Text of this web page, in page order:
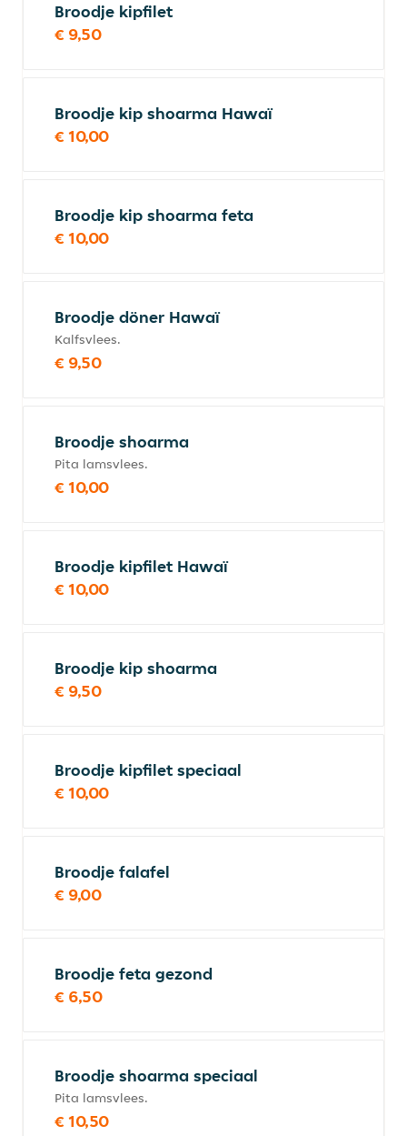
Broodje kipfilet
€ 9,50
Broodje kip shoarma Hawaï
€ 10,00
Broodje kip shoarma feta
€ 10,00
Broodje döner Hawaï
Kalfsvlees.
€ 9,50
Broodje shoarma
Pita lamsvlees.
€ 10,00
Broodje kipfilet Hawaï
€ 10,00
Broodje kip shoarma
€ 9,50
Broodje kipfilet speciaal
€ 10,00
Broodje falafel
€ 9,00
Broodje feta gezond
€ 6,50
Broodje shoarma speciaal
Pita lamsvlees.
€ 10,50